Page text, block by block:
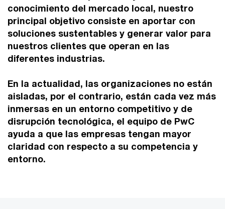
conocimiento del mercado local, nuestro
principal objetivo consiste en aportar con
soluciones sustentables y generar valor para
nuestros clientes que operan en las
diferentes industrias.
En la actualidad, las organizaciones no están
aisladas, por el contrario, están cada vez más
inmersas en un entorno competitivo y de
disrupción tecnológica, el equipo de PwC
ayuda a que las empresas tengan mayor
claridad con respecto a su competencia y
entorno.